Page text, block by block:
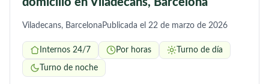
domicilio en Viladecans, Barcelona
Viladecans, Barcelona Publicada el 22 de marzo de 2026
Internos 24/7 Por horas Turno de día
Turno de noche